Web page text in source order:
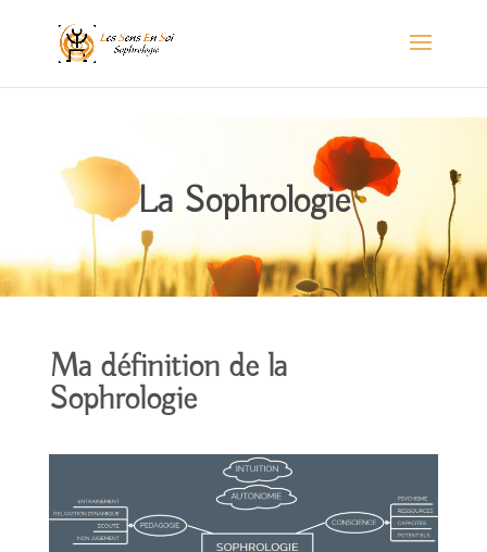
La Sophrologie
Ma définition de la
Sophrologie